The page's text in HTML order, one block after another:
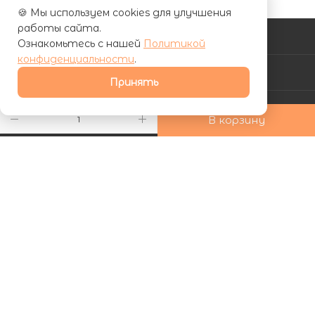
В корзину
КАТАЛОГ
АКЦИИ
🍪 Мы используем cookies для улучшения
работы сайта.
Ознакомьтесь с нашей Политикой
конфиденциальности.
Принять